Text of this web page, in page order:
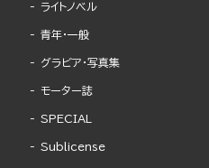
ライトノベル
青年・一般
グラビア・写真集
モーター誌
SPECIAL
Sublicense